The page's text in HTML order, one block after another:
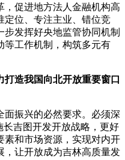
，促进地方法人金融机构高
定位、专注主业、错位竞
发挥好央地监管协同机制
等工作机制，构筑多元有
造我国向北开放重要窗口
振兴的必然要求。必须深
长吉图开发开放战略，更好
素和市场资源，实现对内开
，让开放成为吉林高质量发